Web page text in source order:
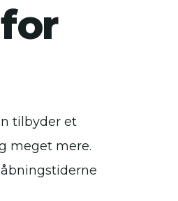
tilbyder et
meget mere.